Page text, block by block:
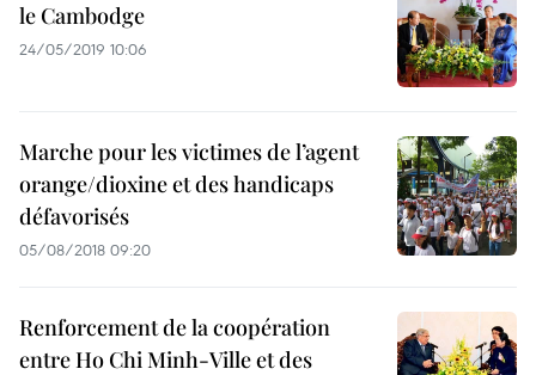
le Cambodge
24/05/2019 10:06
Marche pour les victimes de l’agent
orange/dioxine et des handicaps
défavorisés
05/08/2018 09:20
Renforcement de la coopération
entre Ho Chi Minh-Ville et des